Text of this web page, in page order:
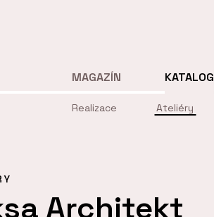
MAGAZÍN KATALOG
Realizace Ateliéry
Architekt